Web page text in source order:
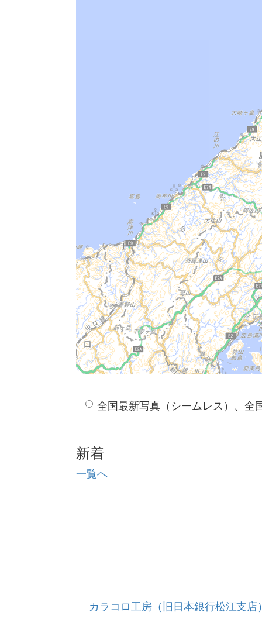
全国最新写真（シームレス）、全
新着
一覧へ
カラコロ工房（旧日本銀行松江支店